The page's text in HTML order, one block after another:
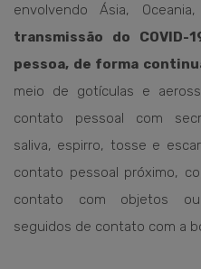
envolvendo Ásia,
transmissão do
pessoa, de forma
meio de gotículas e
contato pessoal com
saliva, espirro, tosse e
contato pessoal próximo,
contato com objetos ou
seguidos de contato com a